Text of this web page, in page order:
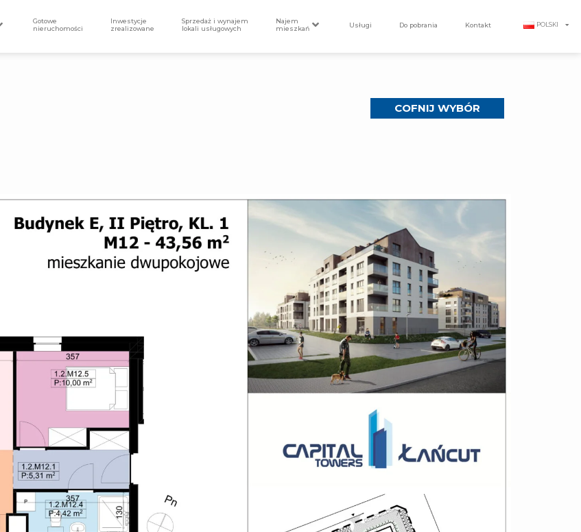
Gotowe
nieruchomości
Inwestycje
zrealizowane
Sprzedaż i wynajem
lokali usługowych
Najem
mieszkań
Usługi Do pobrania Kontakt POLSKI
COFNIJ WYBÓR